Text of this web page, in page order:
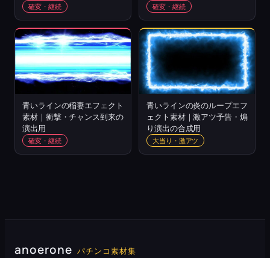
確変・継続 確変・継続
青いラインの稲妻エフェクト
素材｜衝撃・チャンス到来の
演出用
確変・継続
青いラインの炎のループエフ
ェクト素材｜激アツ予告・煽
り演出の合成用
大当り・激アツ
anoerone パチンコ素材集